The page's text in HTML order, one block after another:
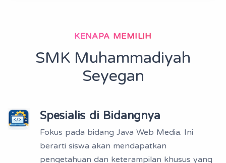
KENAPA MEMILIH
SMK Muhammadiyah
Seyegan
Spesialis di Bidangnya
Fokus pada bidang Java Web Media. Ini
berarti siswa akan mendapatkan
pengetahuan dan keterampilan khusus yang